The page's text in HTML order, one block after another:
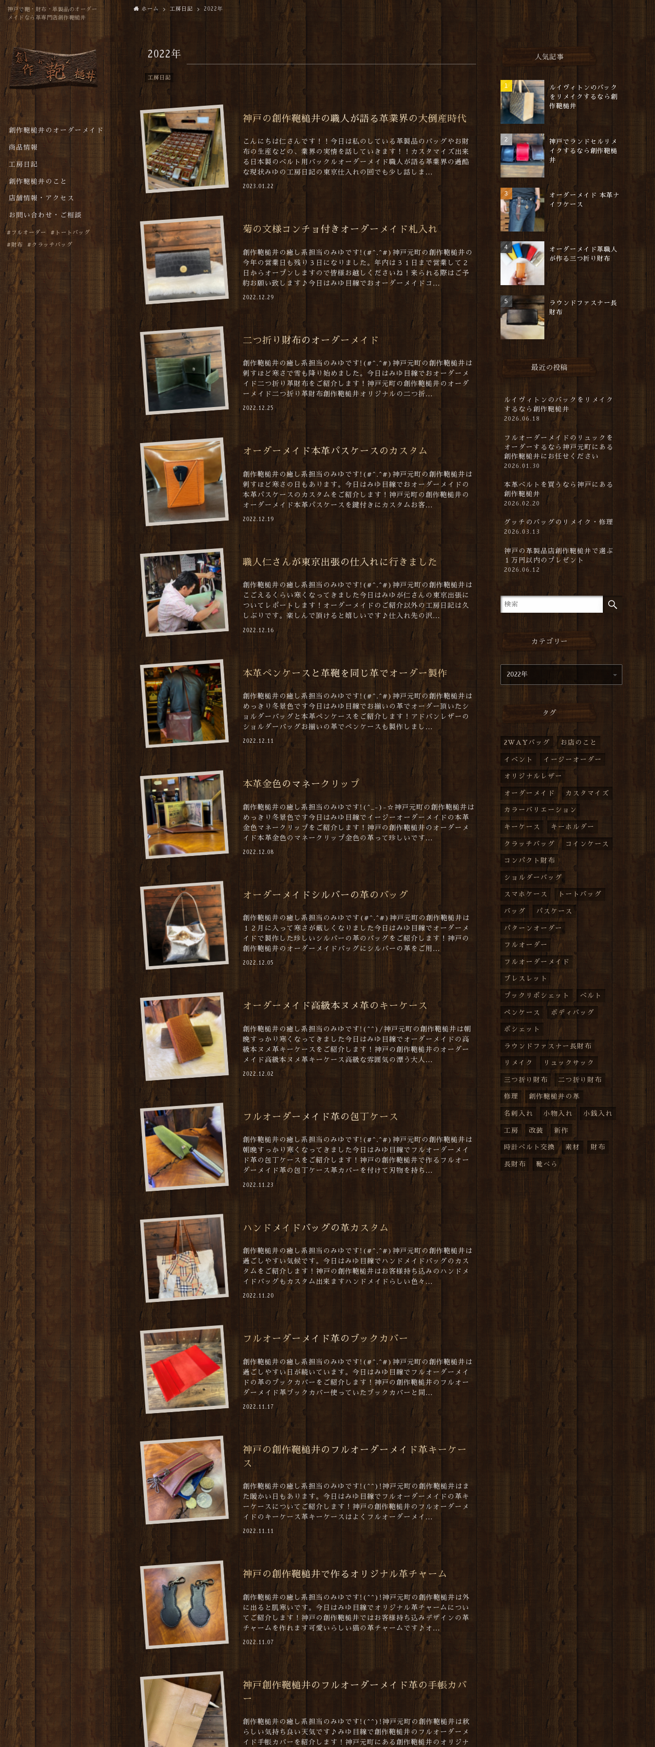
神戸で鞄・財布・革製品のオーダー
メイドなら革専門店創作鞄槌井
創作鞄槌井のオーダーメイド
商品情報
工房日記
創作鞄槌井のこと
店舗情報・アクセス
お問い合わせ・ご相談
フルオーダー トートバッグ
財布 クラッチバッグ
ホーム 工房日記 2022年
2022年
工房日記
神戸の創作鞄槌井の職人が語る革業界の大倒産時代
こんにちは仁さんです！！今日は私のしている革製品のバッグやお財
布の生産などの、業界の実情を話していきます！！カスタマイズ出来
る日本製のベルト用バックルオーダーメイド職人が語る革業界の過酷
な現状みゆの工房日記の東京仕入れの回でも少し話しま...
2023.01.22
菊の文様コンチョ付きオーダーメイド札入れ
創作鞄槌井の癒し系担当のみゆです!(#^.^#)神戸元町の創作鞄槌井の
今年の営業日も残り３日になりました。年内は３１日まで営業して２
日からオープンしますので皆様お越しくださいね！来られる際はご予
約お願い致します♪今日はみゆ目線でおオーダーメイドコ...
2022.12.29
二つ折り財布のオーダーメイド
創作鞄槌井の癒し系担当のみゆです!(#^.^#)神戸元町の創作鞄槌井は
刺すほど寒さで雪も降り始めました。今日はみゆ目線でおオーダーメ
イド二つ折り革財布をご紹介します！神戸元町の創作鞄槌井のオーダ
ーメイド二つ折り革財布創作鞄槌井オリジナルの二つ折...
2022.12.25
オーダーメイド本革パスケースのカスタム
創作鞄槌井の癒し系担当のみゆです!(#^.^#)神戸元町の創作鞄槌井は
刺すほど寒さの日もあります。今日はみゆ目線でおオーダーメイドの
本革パスケースのカスタムをご紹介します！神戸元町の創作鞄槌井の
オーダーメイド本革パスケースを鍵付きにカスタムお客...
2022.12.19
職人仁さんが東京出張の仕入れに行きました
創作鞄槌井の癒し系担当のみゆです!(#^.^#)神戸元町の創作鞄槌井は
こごえるくらい寒くなってきました今日はみゆが仁さんの東京出張に
ついてレポートします！オーダーメイドのご紹介以外の工房日記は久
しぶりです。楽しんで頂けると嬉しいです♪仕入れ先の沢...
2022.12.16
本革ペンケースと革鞄を同じ革でオーダー製作
創作鞄槌井の癒し系担当のみゆです!(#^.^#)神戸元町の創作鞄槌井は
めっきり冬景色です今日はみゆ目線でお揃いの革でオーダー頂いたシ
ョルダーバッグと本革ペンケースをご紹介します！アドバンレザーの
ショルダーバッグお揃いの革でペンケースも製作しまし...
2022.12.11
本革金色のマネークリップ
創作鞄槌井の癒し系担当のみゆです!(^_-)-☆神戸元町の創作鞄槌井は
めっきり冬景色です今日はみゆ目線でイージーオーダーメイドの本革
金色マネークリップをご紹介します！神戸の創作鞄槌井のオーダーメ
イド本革金色のマネークリップ金色の革って珍しいです...
2022.12.08
オーダーメイドシルバーの革のバッグ
創作鞄槌井の癒し系担当のみゆです(#^.^#)神戸元町の創作鞄槌井は
１２月に入って寒さが厳しくなりました今日はみゆ目線でオーダーメ
イドで製作した珍しいシルバーの革のバッグをご紹介します！神戸の
創作鞄槌井のオーダーメイドバッグにシルバーの革をご用...
2022.12.05
オーダーメイド高級本ヌメ革のキーケース
創作鞄槌井の癒し系担当のみゆです!(^^)/神戸元町の創作鞄槌井は朝
晩すっかり寒くなってきました今日はみゆ目線でオーダーメイドの高
級本ヌメ革キーケースをご紹介します！神戸の創作鞄槌井のオーダー
メイド高級本ヌメ革キーケース高級な雰囲気の漂う大人...
2022.12.02
フルオーダーメイド革の包丁ケース
創作鞄槌井の癒し系担当のみゆです!(#^.^#)神戸元町の創作鞄槌井は
朝晩すっかり寒くなってきました今日はみゆ目線でフルオーダーメイ
ド革の包丁ケースをご紹介します！神戸の創作鞄槌井で作るフルオー
ダーメイド革の包丁ケース革カバーを付けて刃物を持ち...
2022.11.23
ハンドメイドバッグの革カスタム
創作鞄槌井の癒し系担当のみゆです!(#^.^#)神戸元町の創作鞄槌井は
過ごしやすい気候です。今日はみゆ目線でハンドメイドバッグのカス
タムをご紹介します！神戸の創作鞄槌井はお客様持ち込みのハンドメ
イドバッグもカスタム出来ますハンドメイドらしい色々...
2022.11.20
フルオーダーメイド革のブックカバー
創作鞄槌井の癒し系担当のみゆです!(#^.^#)神戸元町の創作鞄槌井は
過ごしやすい日が続いています。今日はみゆ目線でフルオーダーメイ
ドの革のブックカバーをご紹介します！神戸の創作鞄槌井のフルオー
ダーメイド革ブックカバー使っていたブックカバーと同...
2022.11.17
神戸の創作鞄槌井のフルオーダーメイド革キーケー
ス
創作鞄槌井の癒し系担当のみゆです!(^^)!神戸元町の創作鞄槌井はま
た暖かい日もあります。今日はみゆ目線でフルオーダーメイドの革キ
ーケースについてご紹介します！神戸の創作鞄槌井のフルオーダーメ
イドのキーケース革キーケースはよくフルオーダーメイ...
2022.11.11
神戸の創作鞄槌井で作るオリジナル革チャーム
創作鞄槌井の癒し系担当のみゆです!(^^)!神戸元町の創作鞄槌井は外
に出ると肌寒いです。今日はみゆ目線でオリジナル革チャームについ
てご紹介します！神戸の創作鞄槌井ではお客様持ち込みデザインの革
チャームを作れます可愛いらしい猫の革チャームです♪オ...
2022.11.07
神戸創作鞄槌井のフルオーダーメイド革の手帳カバ
ー
創作鞄槌井の癒し系担当のみゆです!(^^)!神戸元町の創作鞄槌井は秋
らしい気持ち良い天気です♪みゆ目線で創作鞄槌井のフルオーダーメ
イド手帳カバーを紹介します！神戸元町にある創作鞄槌井のオリジナ
人気記事
ルイヴィトンのバック
をリメイクするなら創
作鞄槌井
神戸でランドセルリメ
イクするなら創作鞄槌
井
オーダーメイド 本革ナ
イフケース
オーダーメイド革職人
が作る三つ折り財布
ラウンドファスナー長
財布
最近の投稿
ルイヴィトンのバックをリメイク
するなら創作鞄槌井
2026.06.18
フルオーダーメイドのリュックを
オーダーするなら神戸元町にある
創作鞄槌井にお任せください
2026.01.30
本革ベルトを買うなら神戸にある
創作鞄槌井
2026.02.20
グッチのバッグのリメイク・修理
2026.03.13
神戸の革製品店創作鞄槌井で選ぶ
１万円以内のプレゼント
2026.06.12
カテゴリー
タグ
2WAYバッグ お店のこと
イベント イージーオーダー
オリジナルレザー
オーダーメイド カスタマイズ
カラーバリエーション
キーケース キーホルダー
クラッチバッグ コインケース
コンパクト財布
ショルダーバッグ
スマホケース トートバッグ
バッグ パスケース
パターンオーダー
フルオーダー
フルオーダーメイド
ブレスレット
プックリポシェット ベルト
ペンケース ボディバッグ
ポシェット
ラウンドファスナー長財布
リメイク リュックサック
三つ折り財布 二つ折り財布
修理 創作鞄槌井の革
名刺入れ 小物入れ 小銭入れ
工房 改装 新作
時計ベルト交換 素材 財布
長財布 靴べら